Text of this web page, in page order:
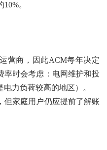
。
营商，因此ACM每年决定
率时会考虑：电网维护和投
力负荷较高的地区）。
但家庭用户仍应提前了解账